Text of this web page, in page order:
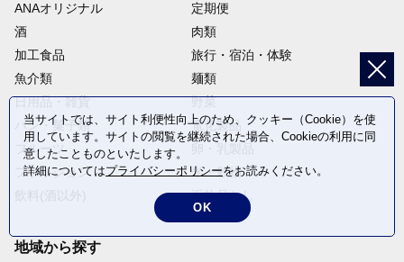
ANAオリジナル
定期便
酒
肉類
加工食品
旅行・宿泊・体験
魚介類
麺類
日用品・雑貨
野菜
パン・菓子類
電化製品
フルーツ
ファッション
米・穀物
返礼品なし
地域から探す
当サイトでは、サイト利便性向上のため、クッキー（Cookie）を使
用しています。サイトの閲覧を継続された場合、Cookieの利用に同
意したことものといたします。
詳細についてはプライバシーポリシーをお読みください。
OK